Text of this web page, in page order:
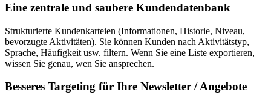
Eine zentrale und saubere Kundendatenbank
Strukturierte Kundenkarteien (Informationen, Historie, Niveau,
bevorzugte Aktivitäten). Sie können Kunden nach Aktivitätstyp,
Sprache, Häufigkeit usw. filtern. Wenn Sie eine Liste exportieren,
wissen Sie genau, wen Sie ansprechen.
Besseres Targeting für Ihre Newsletter / Angebote